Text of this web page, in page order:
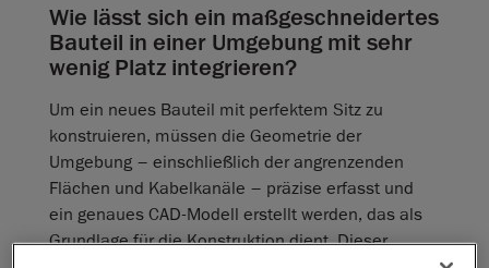
Wie lässt sich ein maßgeschneidertes
Bauteil in einer Umgebung mit sehr
wenig Platz integrieren?
Um ein neues Bauteil mit perfektem Sitz zu
konstruieren, müssen die Geometrie der
Umgebung – einschließlich der angrenzenden
Flächen und Kabelkanäle – präzise erfasst und
ein genaues CAD‑Modell erstellt werden, das als
Grundlage für die Konstruktion dient. Dieser